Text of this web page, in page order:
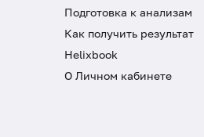
Подготовка к анализам
Как получить результат
Helixbook
О Личном кабинете